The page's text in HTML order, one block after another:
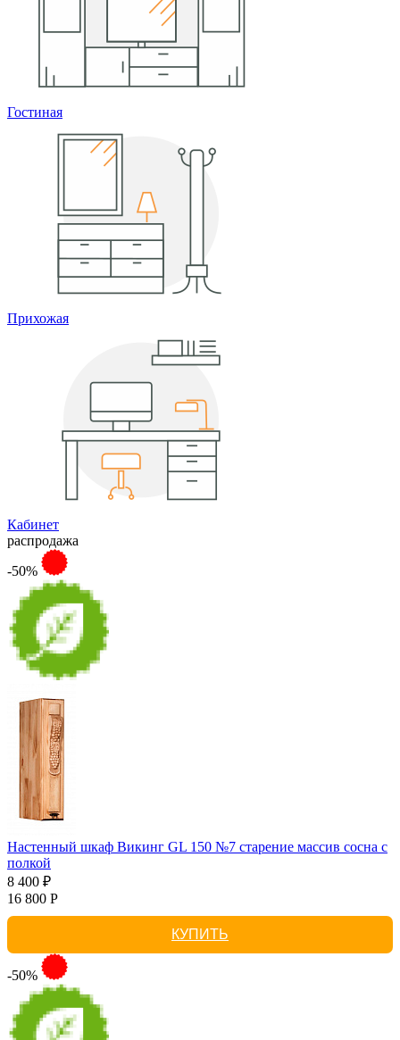
Гостиная
Прихожая
Кабинет
распродажа
-50%
Настенный шкаф Викинг GL 150 №7 старение массив сосна с
полкой
8 400 ₽
16 800 Р
КУПИТЬ
-50%